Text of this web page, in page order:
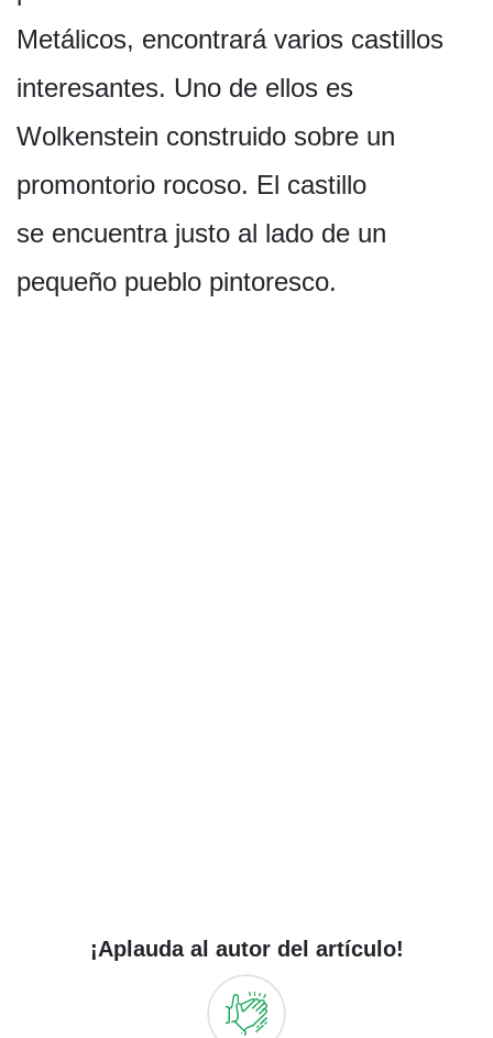
Metálicos, encontrará varios castillos
interesantes. Uno de ellos es
Wolkenstein construido sobre un
promontorio rocoso. El castillo
se encuentra justo al lado de un
pequeño pueblo pintoresco.
¡Aplauda al autor del artículo!